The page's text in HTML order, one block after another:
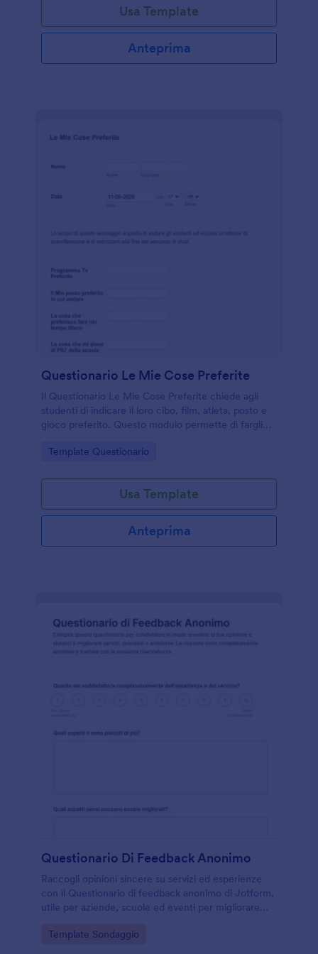
personalizzare il modulo per adattarlo al tuo stile,
incorporarlo nel tuo sito web o condividerlo con un
link e ottenere le informazioni necessarie per la tua
attività. Se gestisci un hotel, un'agenzia viaggi o un
la tua attività e ricevi una notifica non appena hanno
integrazioni, puoi sincronizzare le risposte con le tue
e altre ancora!
Usa Template
Anteprima
Questionario Le Mie Cose Preferite
Il Questionario Le Mie Cose Preferite chiede agli
studenti di indicare il loro cibo, film, atleta, posto e
gioco preferito. Questo modulo permette di fargli
le scelte future. È possibile aggiungere altre
colori, caratteri o semplicemente creare il proprio
questionario online personalizzato!
Go to Category:
Template Questionario
Usa Template
Anteprima
Questionario Di Feedback Anonimo
Raccogli opinioni sincere su servizi ed esperienze
con il Questionario di feedback anonimo di Jotform,
utile per aziende, scuole ed eventi per migliorare
tramite raccolta dati online.
Go to Category:
Template Sondaggio